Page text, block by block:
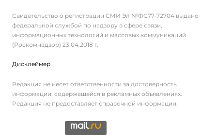
Свидетельство о регистрации СМИ Эл №ФС77-72704 выдано
федеральной службой по надзору в сфере связи,
информационных технологий и массовых коммуникаций
(Роскомнадзор) 23.04.2018 г.
Дисклеймер
Редакция не несет ответственности за достоверность
информации, содержащейся в рекламных объявлениях.
Редакция не предоставляет справочной информации.